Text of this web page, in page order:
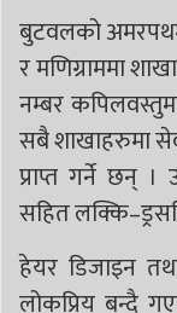
बुटवलको
र मणिग्राममा
नम्बर
सबै शाखाहरुमा
प्राप्त गर्ने छन्
सहित
हेयर डिजाइन
लोकप्रिय बन्दै